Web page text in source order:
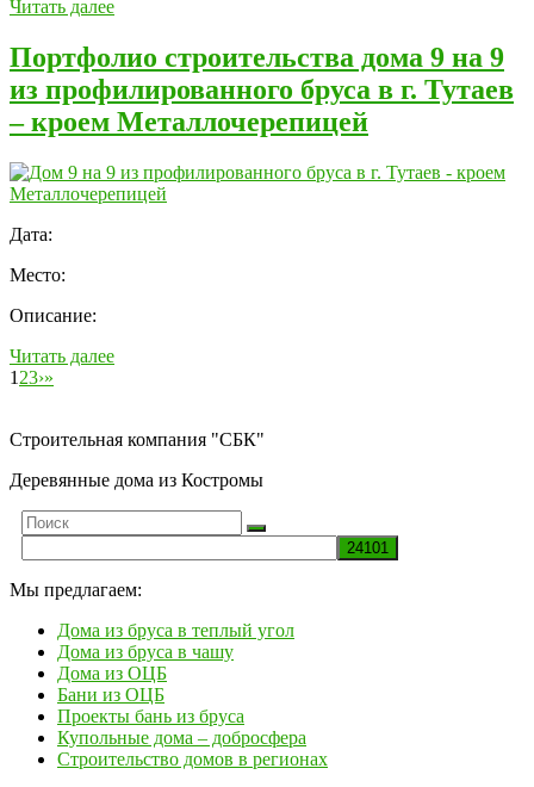
Читать далее
Портфолио строительства дома 9 на 9
из профилированного бруса в г. Тутаев
– кроем Металлочерепицей
Дата:
Место:
Описание:
Читать далее
1 23›»
Строительная компания "СБК"
Деревянные дома из Костромы
Мы предлагаем:
Дома из бруса в теплый угол
Дома из бруса в чашу
Дома из ОЦБ
Бани из ОЦБ
Проекты бань из бруса
Купольные дома – добросфера
Строительство домов в регионах